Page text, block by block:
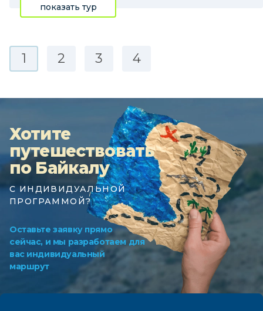
показать тур
1 2 3 4
Хотите
путешествовать
по Байкалу
С ИНДИВИДУАЛЬНОЙ
ПРОГРАММОЙ?
Оставьте заявку прямо
сейчас, и мы разработаем для
вас индивидуальный
маршрут